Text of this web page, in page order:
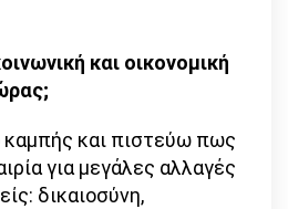
και οικονομική
καμπής και πιστεύω πως
για μεγάλες αλλαγές
δικαιοσύνη,